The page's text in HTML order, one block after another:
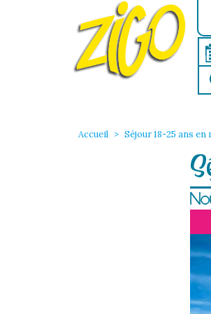
Accueil Séjour 18-25 ans